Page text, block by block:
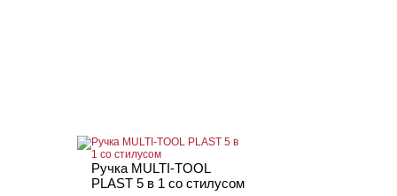
Ручка MULTI-TOOL
PLAST 5 в 1 со стилусом